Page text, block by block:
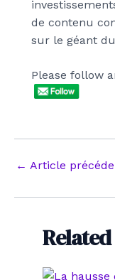
de contenu
sur le géant
Please follow
Navigation
articles
← Article
Related